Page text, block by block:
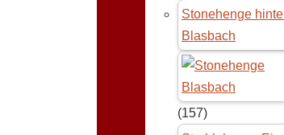
Stonehenge
Blasbach
(157)